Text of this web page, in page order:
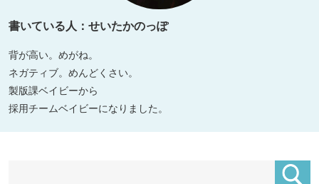
書いている人：せいたかのっぽ
背が高い。めがね。
ネガティブ。めんどくさい。
製版課ベイビーから
採用チームベイビーになりました。